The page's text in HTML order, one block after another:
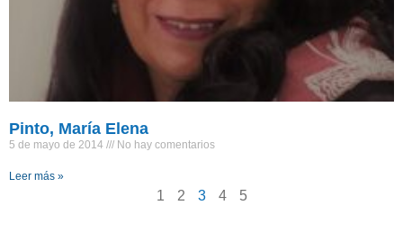
Pinto, María Elena
5 de mayo de 2014 No hay comentarios
Leer más »
1 2 3 4 5